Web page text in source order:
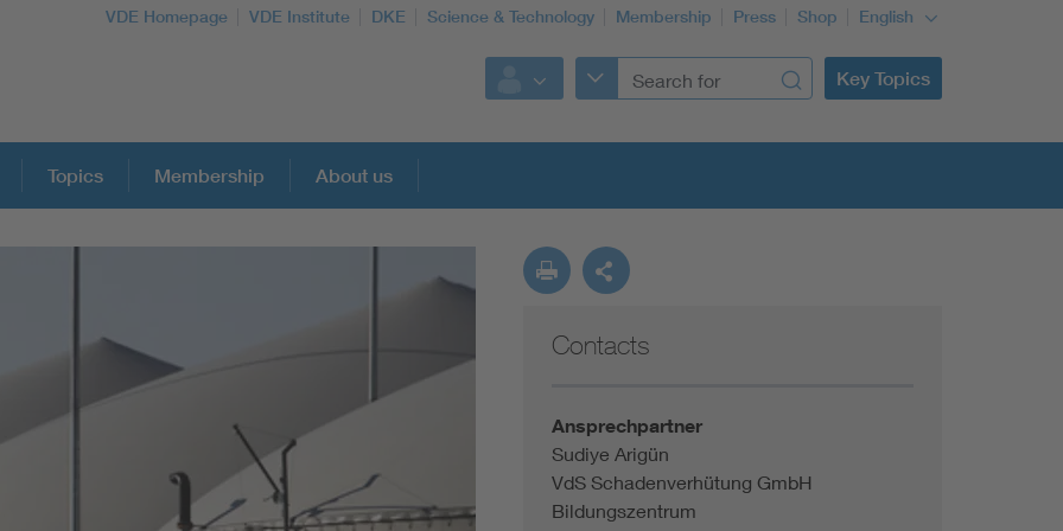
VDE Homepage VDE Institute DKE Science & Technology Membership Press Shop English
Key Topics
Artificial Intelligence
Consumer protection
Topics Membership About us
Contacts
Ansprechpartner
Sudiye Arigün
VdS Schadenverhütung GmbH
Bildungszentrum